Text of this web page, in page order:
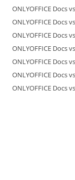
ONLYOFFICE Docs
ONLYOFFICE Docs
ONLYOFFICE Docs
ONLYOFFICE Docs
ONLYOFFICE Docs
ONLYOFFICE Docs
ONLYOFFICE Docs